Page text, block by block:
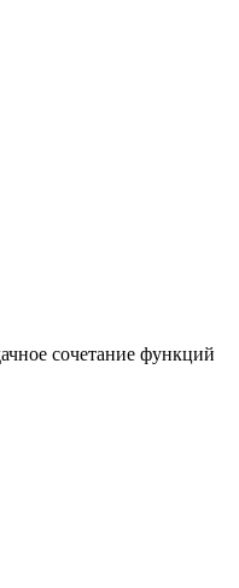
сочетание функций